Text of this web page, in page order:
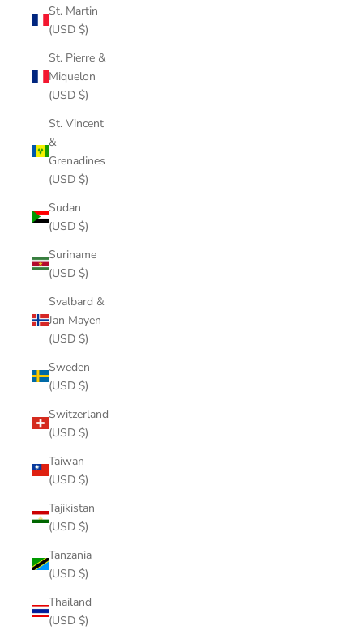
St. Martin
(USD $)
St. Pierre &
Miquelon
(USD $)
St. Vincent
&
Grenadines
(USD $)
Sudan
(USD $)
Suriname
(USD $)
Svalbard &
Jan Mayen
(USD $)
Sweden
(USD $)
Switzerland
(USD $)
Taiwan
(USD $)
Tajikistan
(USD $)
Tanzania
(USD $)
Thailand
(USD $)